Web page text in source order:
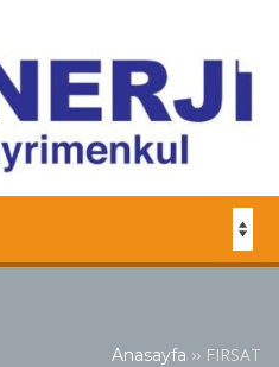
Anasayfa ›› FIRSAT